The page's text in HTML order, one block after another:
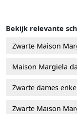
Bekijk relevante
Zwarte Maison
Maison Margiela
Zwarte dames
Zwarte Maison